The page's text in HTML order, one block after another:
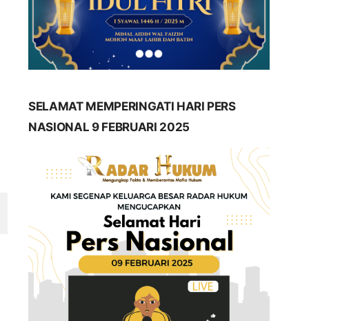
SELAMAT MEMPERINGATI HARI PERS
NASIONAL 9 FEBRUARI 2025